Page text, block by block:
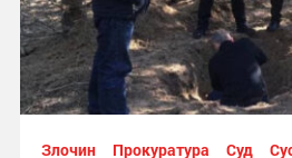
Злочин Прокуратура Суд